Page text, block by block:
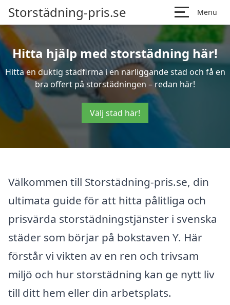
Storstädning-pris.se Menu
Hitta hjälp med storstädning här!
Hitta en duktig städfirma i en närliggande stad och få en
bra offert på storstädningen – redan här!
Välj stad här!
Välkommen till Storstädning-pris.se, din
ultimata guide för att hitta pålitliga och
prisvärda storstädningstjänster i svenska
städer som börjar på bokstaven Y. Här
förstår vi vikten av en ren och trivsam
miljö och hur storstädning kan ge nytt liv
till ditt hem eller din arbetsplats.